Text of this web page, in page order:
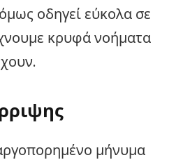
οδηγεί εύκολα σε
κρυφά νοήματα
μήνυμα